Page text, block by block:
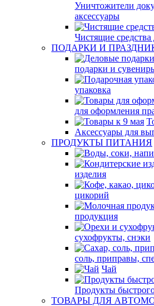
Уничтожители
аксессуары
Чистящие средства
ПОДАРКИ И
подарки и
упаковка
для оформления
Аксессуары для
ПРОДУКТЫ ПИТАНИЯ
изделия
цикорий
продукция
сухофрукты, снэки
соль, приправы,
Чай
Продукты
ТОВАРЫ ДЛЯ